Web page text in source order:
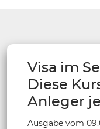
Visa im
Diese
Anleger
Ausgabe vom